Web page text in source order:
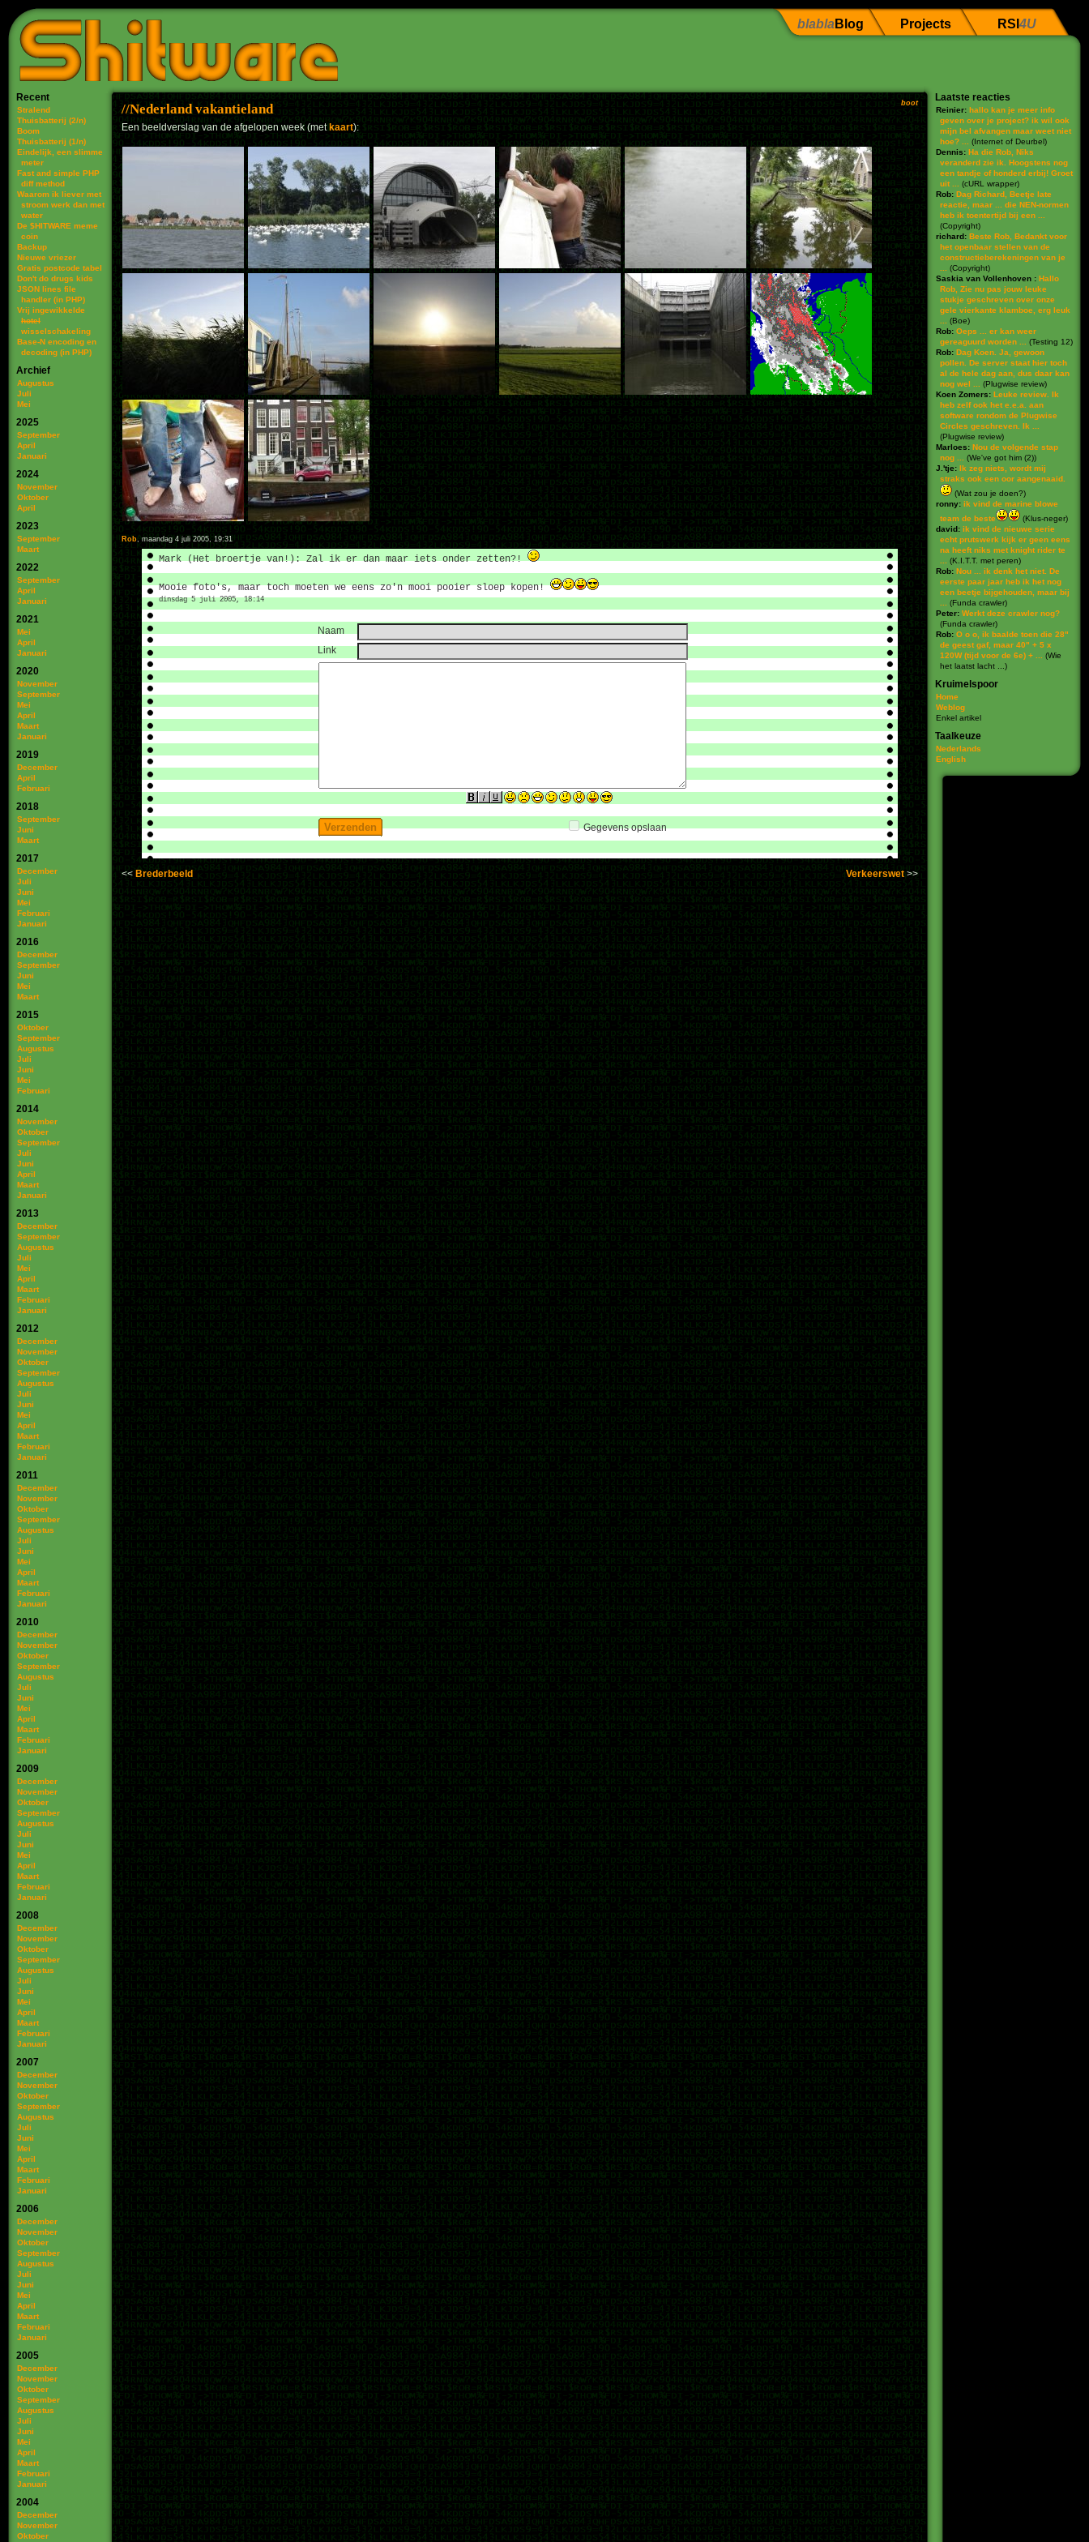
blabla Blog Projects RSI 4U
Recent
Stralend
Thuisbatterij (2/n)
Boom
Thuisbatterij (1/n)
Eindelijk, een slimme
meter
Fast and simple PHP
diff method
Waarom ik liever met
stroom werk dan met
water
De $HITWARE meme
coin
Backup
Nieuwe vriezer
Gratis postcode tabel
Don't do drugs kids
JSON lines file
handler (in PHP)
Vrij ingewikkelde
hotel
wisselschakeling
Base-N encoding en
decoding (in PHP)
Archief
Augustus
Juli
Mei
2025
September
April
Januari
2024
November
Oktober
April
2023
September
Maart
2022
September
April
Januari
2021
Mei
April
Januari
2020
November
September
Mei
April
Maart
Januari
2019
December
April
Februari
2018
September
Juni
Maart
2017
December
Juli
Juni
Mei
Februari
Januari
2016
December
September
Juni
Mei
Maart
2015
Oktober
September
Augustus
Juli
Juni
Mei
Februari
2014
November
Oktober
September
Juli
Juni
April
Maart
Januari
2013
December
September
Augustus
Juli
Mei
April
Maart
Februari
Januari
2012
December
November
Oktober
September
Augustus
Juli
Juni
Mei
April
Maart
Februari
Januari
2011
December
November
Oktober
September
Augustus
Juli
Juni
Mei
April
Maart
Februari
Januari
2010
December
November
Oktober
September
Augustus
Juli
Juni
Mei
April
Maart
Februari
Januari
2009
December
November
Oktober
September
Augustus
Juli
Juni
Mei
April
Maart
Februari
Januari
2008
December
November
Oktober
September
Augustus
Juli
Juni
Mei
April
Maart
Februari
Januari
2007
December
November
Oktober
September
Augustus
Juli
Juni
Mei
April
Maart
Februari
Januari
2006
December
November
Oktober
September
Augustus
Juli
Juni
Mei
April
Maart
Februari
Januari
2005
December
November
Oktober
September
Augustus
Juli
Juni
Mei
April
Maart
Februari
Januari
2004
December
November
Oktober
Nederland vakantieland boot
Een beeldverslag van de afgelopen week (met kaart):
Rob, maandag 4 juli 2005, 19:31
Mark (Het broertje van!): Zal ik er dan maar iets onder zetten?!
Mooie foto's, maar toch moeten we eens zo'n mooi pooier sloep kopen!
dinsdag 5 juli 2005, 18:14
Naam
Link
Gegevens opslaan
Brederbeeld Verkeerswet
Laatste reacties
Reinier: hallo kan je meer info
geven over je project? ik wil ook
mijn bel afvangen maar weet niet
hoe? ...
(Internet of Deurbel)
Dennis: Ha die Rob, Niks
veranderd zie ik. Hoogstens nog
een tandje of honderd erbij! Groet
uit ...
(cURL wrapper)
Rob: Dag Richard, Beetje late
reactie, maar ... die NEN-normen
heb ik toentertijd bij een ...
(Copyright)
richard: Beste Rob, Bedankt voor
het openbaar stellen van de
constructieberekeningen van je
(Copyright)
Saskia van Vollenhoven : Hallo
Rob, Zie nu pas jouw leuke
stukje geschreven over onze
gele vierkante klamboe, erg leuk
(Boe)
Rob: Oeps ... er kan weer
gereaguurd worden ...
(Testing 12)
Rob: Dag Koen. Ja, gewoon
pollen. De server staat hier toch
al de hele dag aan, dus daar kan
nog wel ...
(Plugwise review)
Koen Zomers: Leuke review. Ik
heb zelf ook het e.e.a. aan
software rondom de Plugwise
Circles geschreven. Ik ...
(Plugwise review)
Marloes: Nou de volgende stap
nog ...
(We've got him (2))
J.'tje: Ik zeg niets, wordt mij
straks ook een oor aangenaaid.
(Wat zou je doen?)
ronny: ik vind de marine blowe
team de beste
(Klus-neger)
david: ik vind de nieuwe serie
echt prutswerk kijk er geen eens
na heeft niks met knight rider te
(K.I.T.T. met peren)
Rob: Nou ... ik denk het niet. De
eerste paar jaar heb ik het nog
een beetje bijgehouden, maar bij
(Funda crawler)
Peter: Werkt deze crawler nog?
(Funda crawler)
Rob: O o o, ik baalde toen die 28"
de geest gaf, maar 40" + 5 x
120W (tijd voor de 6e) + ...
(Wie
het laatst lacht ... )
Kruimelspoor
Home
Weblog
Enkel artikel
Taalkeuze
Nederlands
English